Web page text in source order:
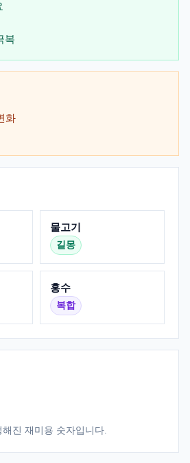
복
화
물고기
길몽
홍수
복합
진 재미용 숫자입니다.